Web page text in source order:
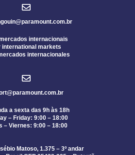
internacionais
international markets
internacionales
a sexta das 9h às 18h
– Friday: 9:00 – 18:00
– Viernes: 9:00 – 18:00
Matoso, 1.375 – 3º andar